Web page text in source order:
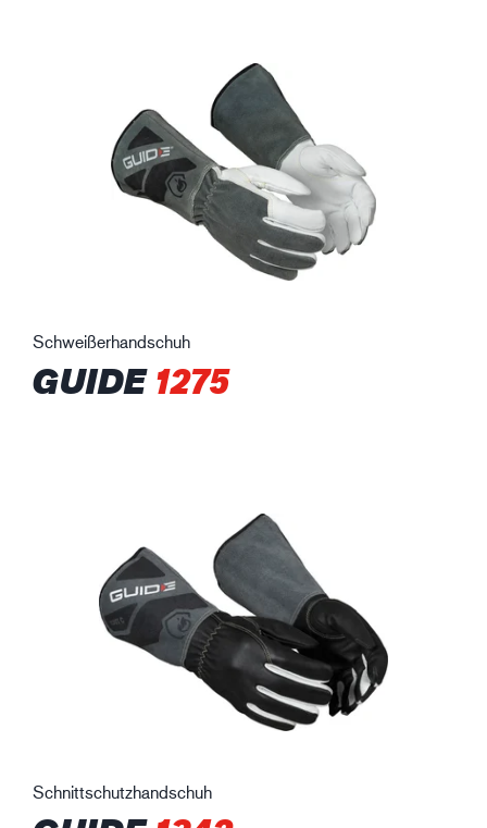
Schweißerhandschuh
GUIDE1275
Schnittschutzhandschuh